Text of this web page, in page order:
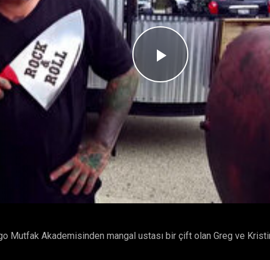
Videoyu
Oynat
Mutfak Akademisinden mangal ustası bir çift olan Greg ve